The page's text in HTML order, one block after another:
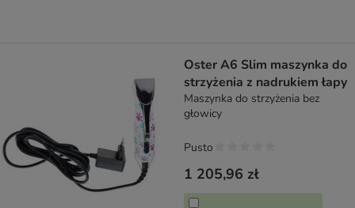
Oster A6 Slim maszynka do
strzyżenia z nadrukiem łapy
Maszynka do strzyżenia bez
głowicy
1 205,96 zł
Pusto